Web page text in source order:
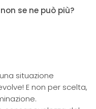
se ne può più?
situazione
E non per scelta,